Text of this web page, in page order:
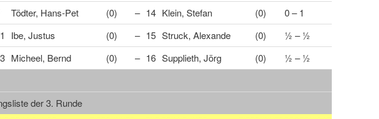
Tödter, Hans-Pet (0) – 14 Klein, Stefan (0)
0 – 1
Ibe, Justus (0) – 15 Struck, Alexande (0)
½ – ½
Micheel, Bernd (0) – 16 Supplieth, Jörg (0) ½ – ½
der 3. Runde